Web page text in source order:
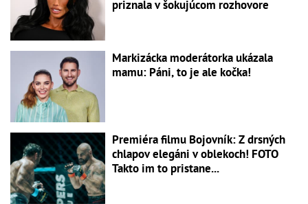
priznala v šokujúcom rozhovore
Markizácka moderátorka ukázala
mamu: Páni, to je ale kočka!
Premiéra filmu Bojovník: Z drsných
chlapov elegáni v oblekoch! FOTO
Takto im to pristane...